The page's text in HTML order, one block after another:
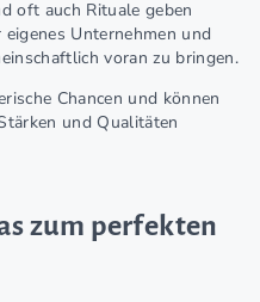
oft auch Rituale geben
Unternehmen und
voran zu bringen.
Chancen und können
und Qualitäten
zum perfekten